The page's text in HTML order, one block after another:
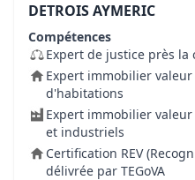
DETROIS AYMERIC
Compétences
Expert de justice près la
Expert immobilier
d'habitations
Expert immobilier
et industriels
Certification REV
délivrée par TEGoVA